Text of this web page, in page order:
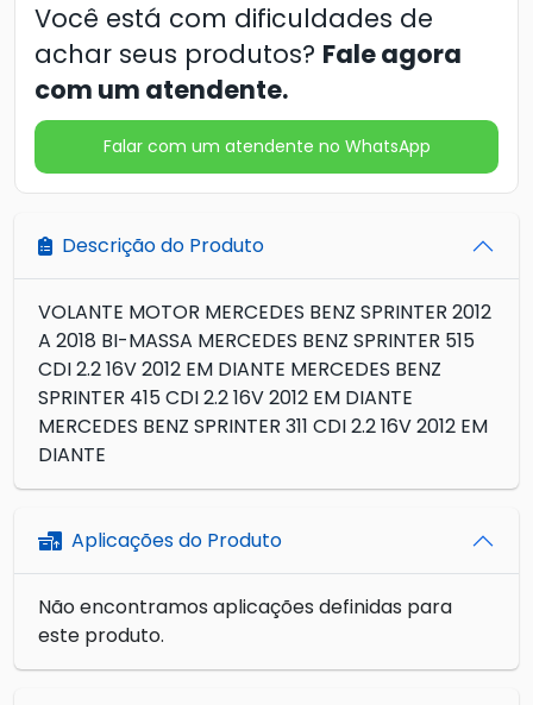
Você está com dificuldades de
achar seus produtos? Fale agora
com um atendente.
Falar com um atendente no WhatsApp
Descrição do Produto
VOLANTE MOTOR MERCEDES BENZ SPRINTER 2012
A 2018 BI-MASSA MERCEDES BENZ SPRINTER 515
CDI 2.2 16V 2012 EM DIANTE MERCEDES BENZ
SPRINTER 415 CDI 2.2 16V 2012 EM DIANTE
MERCEDES BENZ SPRINTER 311 CDI 2.2 16V 2012 EM
DIANTE
Aplicações do Produto
Não encontramos aplicações definidas para
este produto.